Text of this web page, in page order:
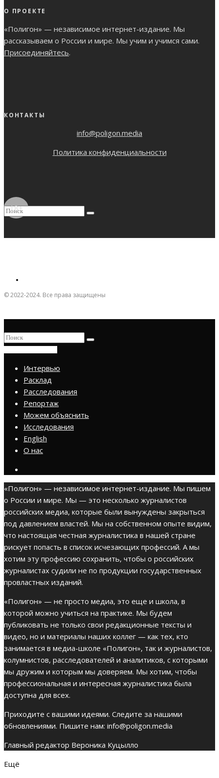
О ПРОЕКТЕ
«Полигон» — независимое интернет-издание. Мы
рассказываем о России и мире. Мы учим и учимся сами.
Присоединяйтесь.
КОНТАКТЫ
info@poligon.media
Политика конфиденциальности
18+
© 2022-2024. Все права защищены
Интервью
Расклад
Расследования
Репортаж
Можем объяснить
Исследования
English
О нас
«Полигон» — независимое интернет-издание. Мы пишем
о России и мире. Мы — это несколько журналистов
российских медиа, которые были вынуждены закрыться
под давлением властей. Мы на собственном опыте видим,
что настоящая честная журналистика в нашей стране
рискует попасть в список исчезающих профессий. А мы
хотим эту профессию сохранить, чтобы о российских
журналистах судили не по продукции государственных
провластных изданий.
«Полигон» — не просто медиа, это еще и школа, в
которой можно учиться на практике. Мы будем
публиковать не только свои редакционные тексты и
видео, но и материалы наших коллег — как тех, кто
занимается в медиа-школе «Полигон», так и журналистов,
колумнистов, расследователей и аналитиков, с которыми
мы дружим и которым мы доверяем. Мы хотим, чтобы
профессиональная и интересная журналистика была
доступна для всех.
Приходите с вашими идеями. Следите за нашими
обновлениями. Пишите нам: info@poligon.media
Главный редактор Вероника Куцылло
Ещё